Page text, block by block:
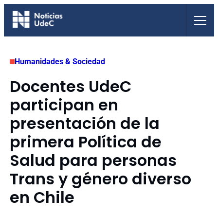
Saltar
Humanidades & Sociedad
Docentes UdeC
participan en
presentación de la
primera Política de
Salud para personas
Trans y género diverso
en Chile